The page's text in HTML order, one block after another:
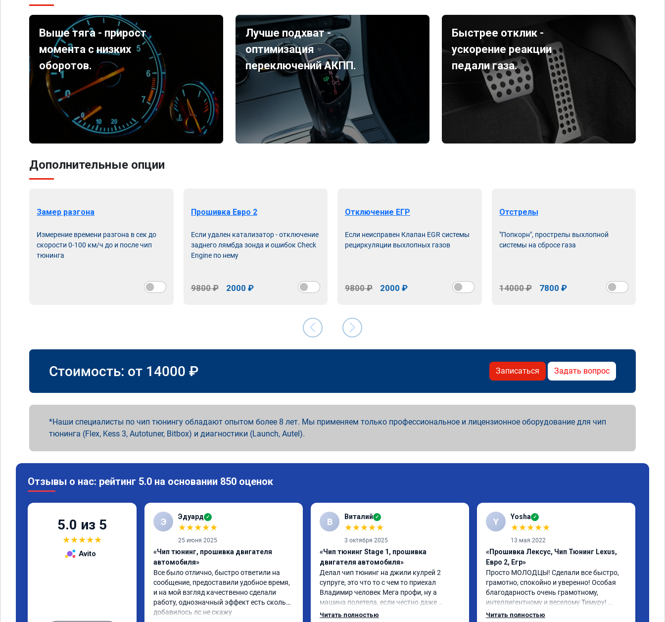
Выше тяга - прирост
момента с низких
оборотов.
Лучше подхват -
оптимизация
переключений АКПП.
Быстрее отклик -
ускорение реакции
педали газа.
Дополнительные опции
Замер разгона
Измерение времени разгона в сек до
скорости 0-100 км/ч до и после чип
тюнинга
Прошивка Евро 2
Если удален катализатор - отключение
заднего лямбда зонда и ошибок Check
Engine по нему
9800 ₽ 2000 ₽
Отключение ЕГР
Если неисправен Клапан EGR системы
рециркуляции выхлопных газов
9800 ₽ 2000 ₽
Отстрелы
"Попкорн", прострелы выхлопной
системы на сбросе газа
14000 ₽ 7800 ₽
Стоимость: от 14000 ₽ Записаться Задать вопрос
Наши специалисты по чип тюнингу обладают опытом более 8 лет. Мы применяем только профессиональное и лицензионное оборудование для чип
тюнинга (Flex, Kess 3, Autotuner, Bitbox) и диагностики (Launch, Autel).
Отзывы о нас: рейтинг 5.0 на основании 850 оценок
5.0 из 5
★★★★★
Avito
Э Эдуард ✓
★★★★★
25 июня 2025
«Чип тюнинг, прошивка двигателя
автомобиля»
Все было отлично, быстро ответили на
сообщение, предоставили удобное время,
и на мой взгляд качественно сделали
работу, однозначный эффект есть сколько
добавилось лс не скажу
В Виталий ✓
★★★★★
3 октября 2025
«Чип тюнинг Stage 1, прошивка
двигателя автомобиля»
Делал чип тюнинг на джили кулрей 2
супруге, это что то с чем то приехал
Владимир человек Мега профи, ну а
машина полетела, если честно даже
страшно было, спасибо огромное. Ну и за
Читать полностью
Y Yosha ✓
★★★★★
13 мая 2022
«Прошивка Лексус, Чип Тюнинг Lexus,
Евро 2, Егр»
Просто МОЛОДЦЫ! Сделали все быстро,
грамотно, спокойно и уверенно! Особая
благодарность очень грамотному,
интеллигентному и веселому Тимуру!
Ребята профессионалы! Lexus GX-460
Читать полностью